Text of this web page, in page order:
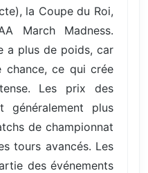
la Coupe du Roi,
March Madness.
a plus de poids, car
ce qui crée
Les prix des
généralement plus
de championnat
tours avancés. Les
des événements